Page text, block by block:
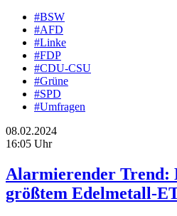
#BSW
#AFD
#Linke
#FDP
#CDU-CSU
#Grüne
#SPD
#Umfragen
08.02.2024
16:05 Uhr
Alarmierender Trend:
größtem Edelmetall-